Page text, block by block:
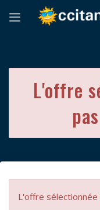
L'offre
L'offre